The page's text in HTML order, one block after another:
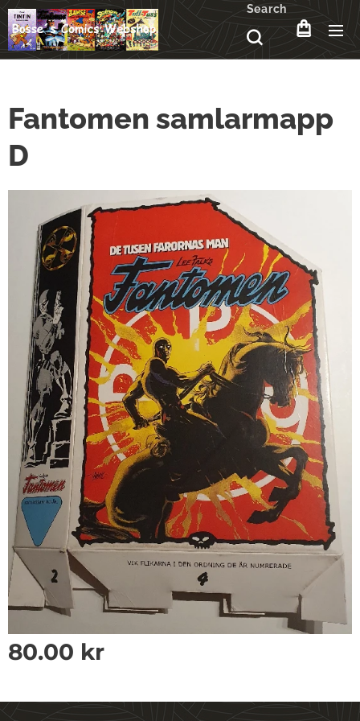
Search
Fantomen samlarmapp
D
80.00 kr